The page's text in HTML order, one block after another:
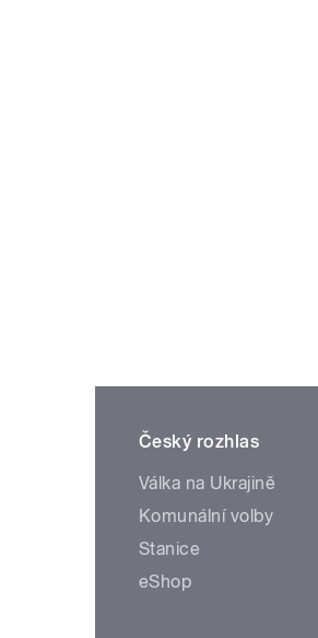
Český rozhlas
Válka na Ukrajině
Komunální volby
Stanice
eShop